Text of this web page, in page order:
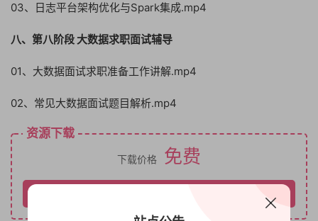
03、日志平台架构优化与Spark集成.mp4
八、第八阶段 大数据求职面试辅导
01、大数据面试求职准备工作讲解.mp4
02、常见大数据面试题目解析.mp4
资源下载
下载价格 免费